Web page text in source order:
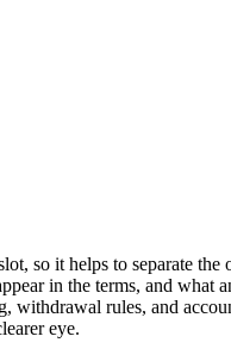
so it helps to separate the
in the terms, and what
withdrawal rules, and
eye.